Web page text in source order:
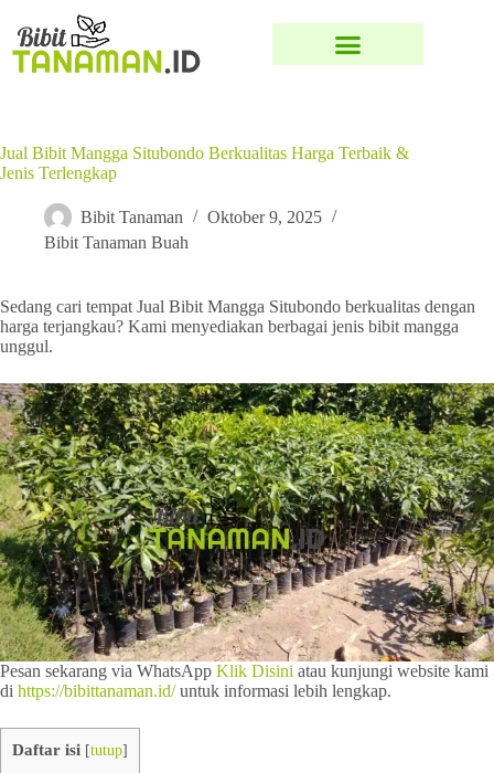
Jual Bibit Mangga Situbondo Berkualitas Harga Terbaik &
Jenis Terlengkap
Bibit Tanaman
Oktober 9, 2025
Bibit Tanaman Buah
Sedang cari tempat Jual Bibit Mangga Situbondo berkualitas dengan
harga terjangkau? Kami menyediakan berbagai jenis bibit mangga
unggul.
Pesan sekarang via WhatsApp Klik Disini atau kunjungi website kami
di https://bibittanaman.id/untuk informasi lebih lengkap.
Daftar isi [tutup]